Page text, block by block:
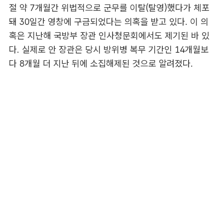
절 약 7개월간 위법적으로 군무를 이탈(탈영)했다가 체포
돼 30일간 영창에 구금되었다는 의혹을 받고 있다. 이 의
혹은 지난해 국방부 장관 인사청문회에서도 제기된 바 있
다. 실제로 안 장관은 당시 방위병 복무 기간인 14개월보
다 8개월 더 지난 뒤에 소집해제된 것으로 알려졌다.